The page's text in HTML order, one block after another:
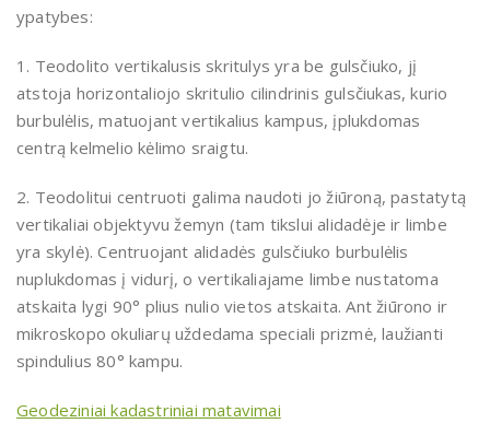
ypatybes:
1. Teodolito vertikalusis skritulys yra be gulsčiuko, jį
atstoja horizontaliojo skritulio cilindrinis gulsčiukas, kurio
burbulėlis, matuojant vertikalius kampus, įplukdomas
centrą kelmelio kėlimo sraigtu.
2. Teodolitui centruoti galima naudoti jo žiūroną, pastatytą
vertikaliai objektyvu žemyn (tam tikslui alidadėje ir limbe
yra skylė). Centruojant alidadės gulsčiuko burbulėlis
nuplukdomas į vidurį, o vertikaliajame limbe nustatoma
atskaita lygi 90° plius nulio vietos atskaita. Ant žiūrono ir
mikroskopo okuliarų uždedama speciali prizmė, laužianti
spindulius 80° kampu.
Geodeziniai kadastriniai matavimai